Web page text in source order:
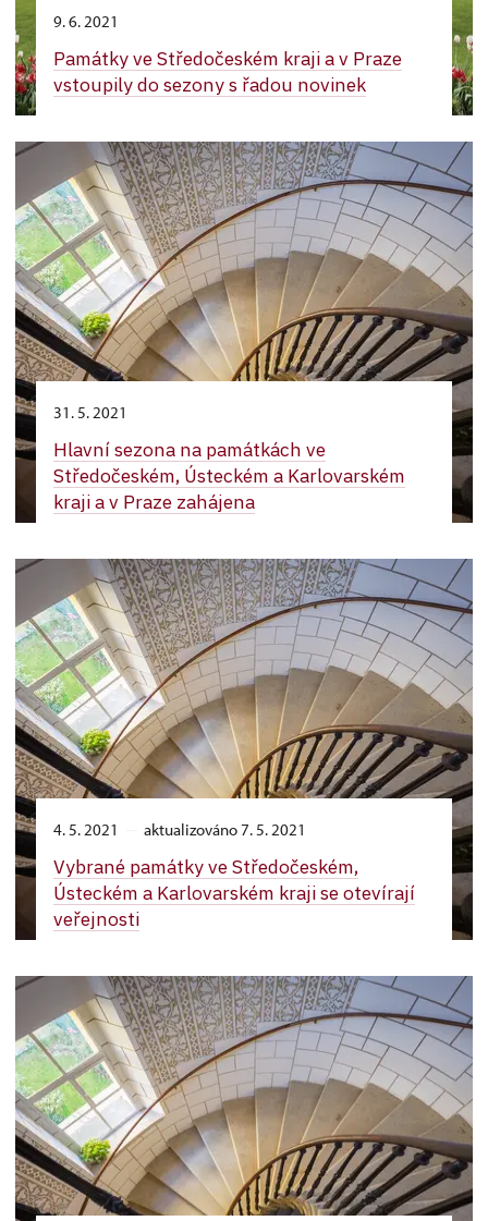
9. 6. 2021
Památky ve Středočeském kraji a v Praze
vstoupily do sezony s řadou novinek
31. 5. 2021
Hlavní sezona na památkách ve
Středočeském, Ústeckém a Karlovarském
kraji a v Praze zahájena
4. 5. 2021 aktualizováno 7. 5. 2021
Vybrané památky ve Středočeském,
Ústeckém a Karlovarském kraji se otevírají
veřejnosti